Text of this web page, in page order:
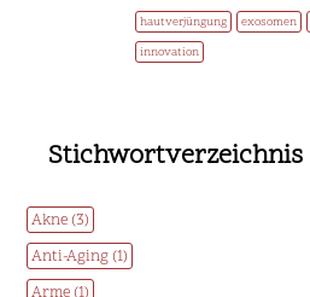
hautverjüngung exosomen
innovation
Stichwortverzeichnis
Akne (3)
Anti-Aging (1)